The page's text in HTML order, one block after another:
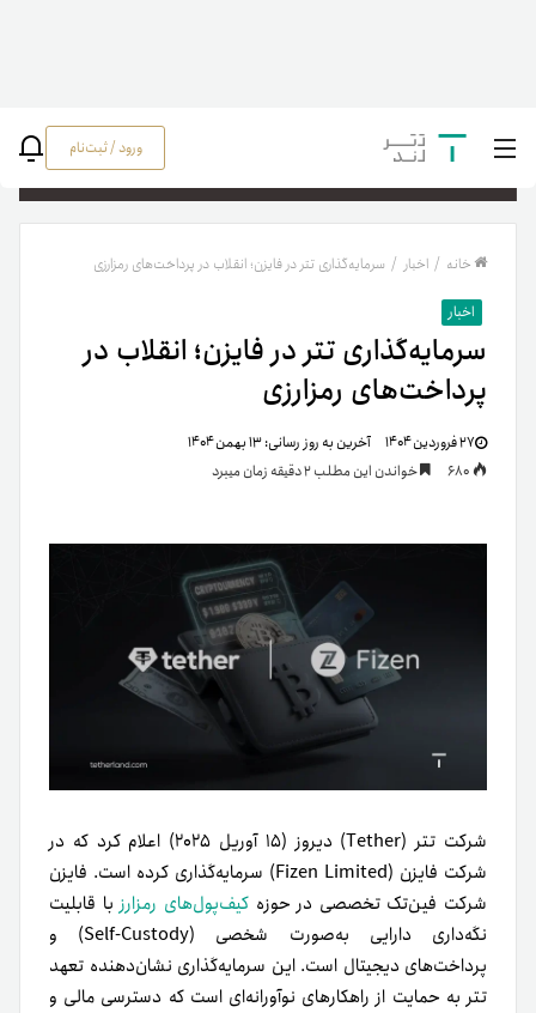
ورود / ثبت‌نام
خانه / اخبار / سرمایه‌گذاری تتر در فایزن؛ انقلاب در پرداخت‌های رمزارزی
اخبار
سرمایه‌گذاری تتر در فایزن؛ انقلاب در
پرداخت‌های رمزارزی
۲۷ فروردین ۱۴۰۴ آخرین به روز رسانی:۱۳ بهمن ۱۴۰۴
خواندن این مطلب 2 دقیقه زمان میبرد
شرکت تتر (Tether) دیروز (۱۵ آوریل ۲۰۲۵) اعلام کرد که در
شرکت فایزن (Fizen Limited) سرمایه‌گذاری کرده است. فایزن
شرکت فین‌تک تخصصی در حوزهکیف‌پول‌های رمزارزبا قابلیت
نگه‌داری دارایی به‌صورت شخصی (Self-Custody) و
پرداخت‌های دیجیتال است. این سرمایه‌گذاری نشان‌دهنده تعهد
تتر به حمایت از راهکارهای نوآورانه‌ای است که دسترسی مالی و